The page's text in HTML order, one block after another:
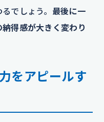
でしょう。 最後に一
得感が大きく変わり
をアピールす